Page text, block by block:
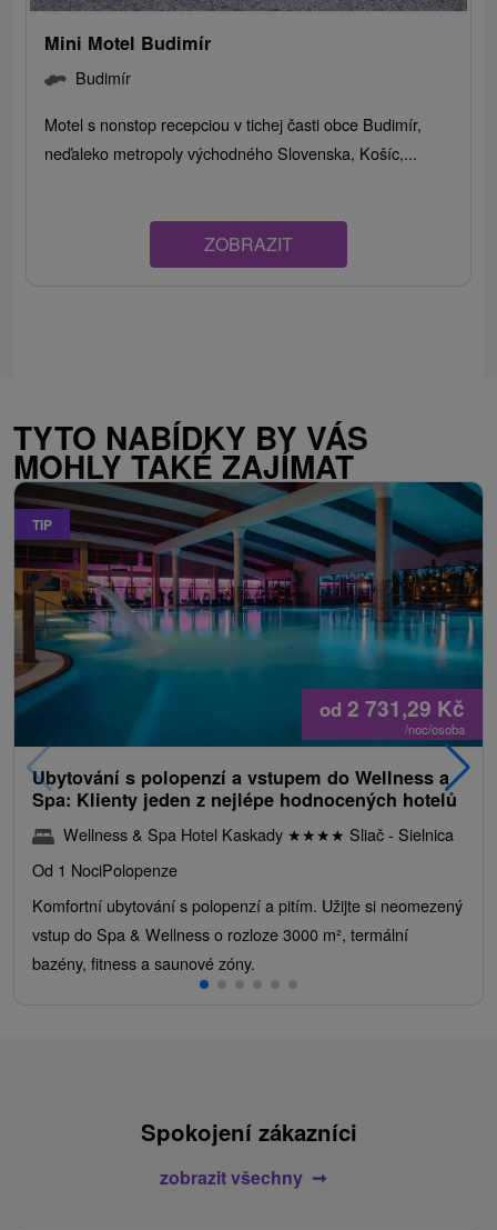
Mini Motel Budimír
Budimír
Motel s nonstop recepciou v tichej časti obce Budimír,
neďaleko metropoly východného Slovenska, Košíc,...
ZOBRAZIT
TYTO NABÍDKY BY VÁS
MOHLY TAKÉ ZAJÍMAT
TIP
od 2 731,29 Kč
/noc/osoba
Ubytování s polopenzí a vstupem do Wellness a
Spa: Klienty jeden z nejlépe hodnocených hotelů
Wellness & Spa Hotel Kaskady ★★★★ Sliač - Sielnica
Od 1 NociPolopenze
Komfortní ubytování s polopenzí a pitím. Užijte si neomezený
vstup do Spa & Wellness o rozloze 3000 m², termální
bazény, fitness a saunové zóny.
Spokojení zákazníci
zobrazit všechny